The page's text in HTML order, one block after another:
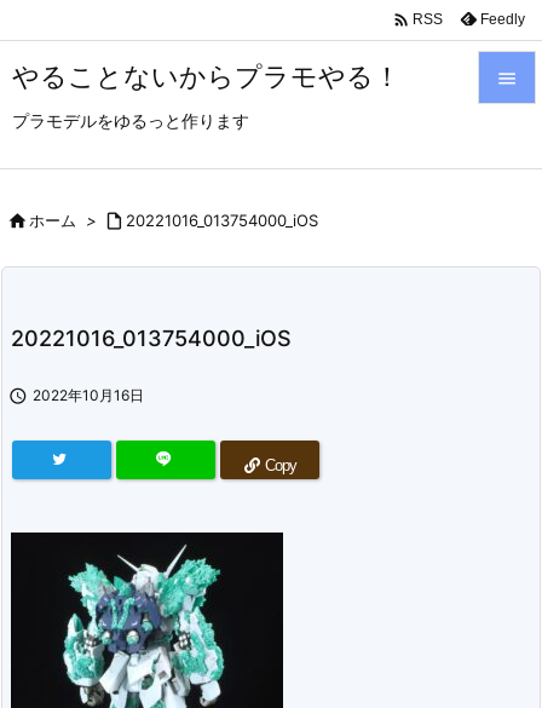
やることないからプラモやる！
プラモデルをゆるっと作ります

 RSS Feedly
ホーム >  20221016_013754000_iOS
20221016_013754000_iOS
 2022年10月16日
Copy